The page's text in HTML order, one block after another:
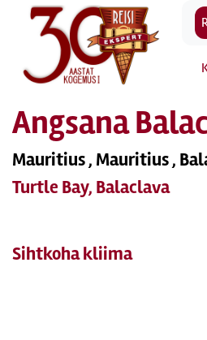
Angsana
Mauritius , Mauritius ,
Turtle Bay, Balaclava
Sihtkoha kliima